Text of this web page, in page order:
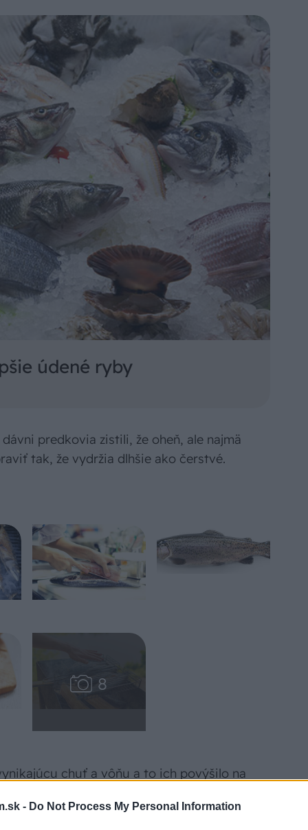
- Do Not Process My Personal Information
údené ryby
predkovia zistili, že oheň, ale najmä
tak, že vydržia dlhšie ako čerstvé.
chuť a vôňu a to ich povýšilo na